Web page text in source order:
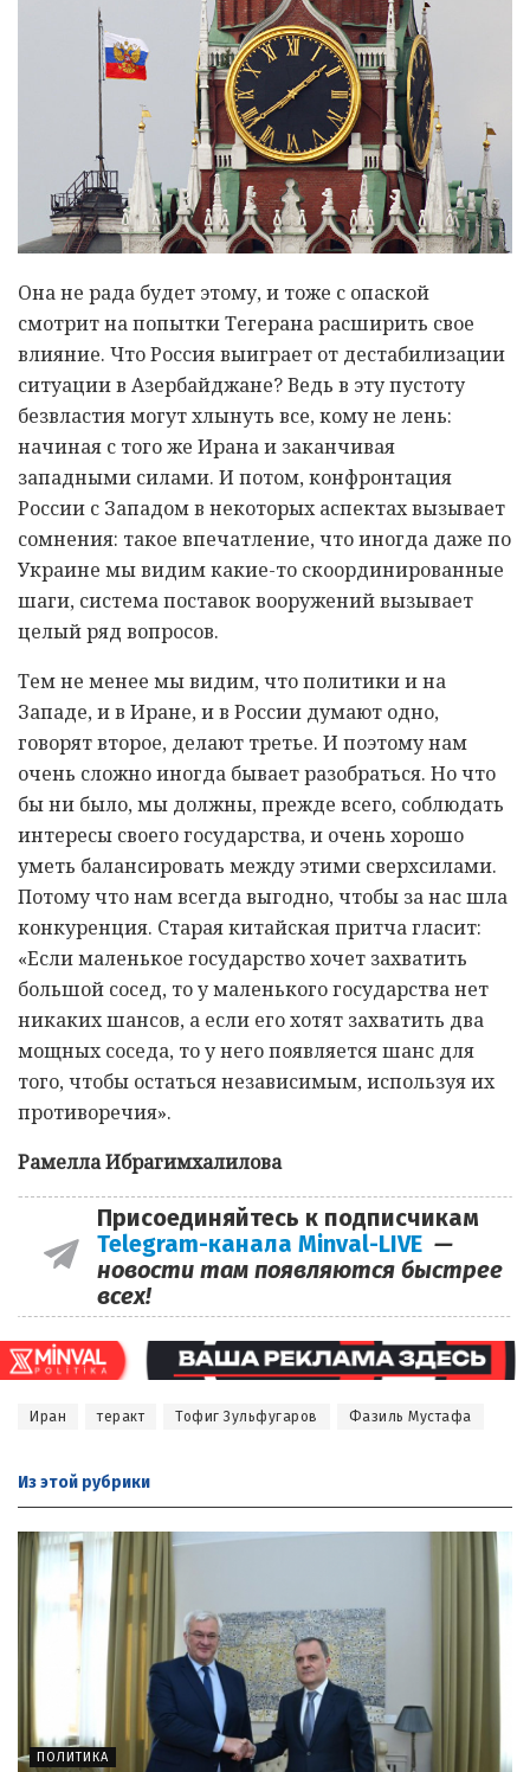
Она не рада будет этому, и тоже с опаской
смотрит на попытки Тегерана расширить свое
влияние. Что Россия выиграет от дестабилизации
ситуации в Азербайджане? Ведь в эту пустоту
безвластия могут хлынуть все, кому не лень:
начиная с того же Ирана и заканчивая
западными силами. И потом, конфронтация
России с Западом в некоторых аспектах вызывает
сомнения: такое впечатление, что иногда даже по
Украине мы видим какие-то скоординированные
шаги, система поставок вооружений вызывает
целый ряд вопросов.
Тем не менее мы видим, что политики и на
Западе, и в Иране, и в России думают одно,
говорят второе, делают третье. И поэтому нам
очень сложно иногда бывает разобраться. Но что
бы ни было, мы должны, прежде всего, соблюдать
интересы своего государства, и очень хорошо
уметь балансировать между этими сверхсилами.
Потому что нам всегда выгодно, чтобы за нас шла
конкуренция. Старая китайская притча гласит:
«Если маленькое государство хочет захватить
большой сосед, то у маленького государства нет
никаких шансов, а если его хотят захватить два
мощных соседа, то у него появляется шанс для
того, чтобы остаться независимым, используя их
противоречия».
Рамелла Ибрагимхалилова
Присоединяйтесь к подписчикам
Telegram-канала Minval-LIVE —
новости там появляются быстрее
всех!
Иран теракт Тофиг Зульфугаров Фазиль Мустафа
Из этой рубрики
ПОЛИТИКА